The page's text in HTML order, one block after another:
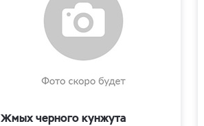
Жмых черного кунжута